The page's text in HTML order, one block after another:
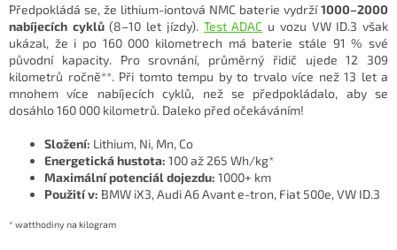
Předpokládá se, že lithium-iontová NMC baterie vydrží1000–2000
nabíjecích cyklů(8–10 let jízdy). Test ADAC u vozu VW ID.3 však
ukázal, že i po 160 000 kilometrech má baterie stále 91 % své
původní kapacity. Pro srovnání, průměrný řidič ujede 12 309
kilometrů ročně**. Při tomto tempu by to trvalo více než 13 let a
mnohem více nabíjecích cyklů, než se předpokládalo, aby se
dosáhlo 160 000 kilometrů. Daleko před očekáváním!
Složení: Lithium, Ni, Mn, Co
Energetická hustota: 100 až 265 Wh/kg*
Maximální potenciál dojezdu: 1000+ km
Použití v: BMW iX3, Audi A6 Avant e-tron, Fiat 500e, VW ID.3
* watthodiny na kilogram